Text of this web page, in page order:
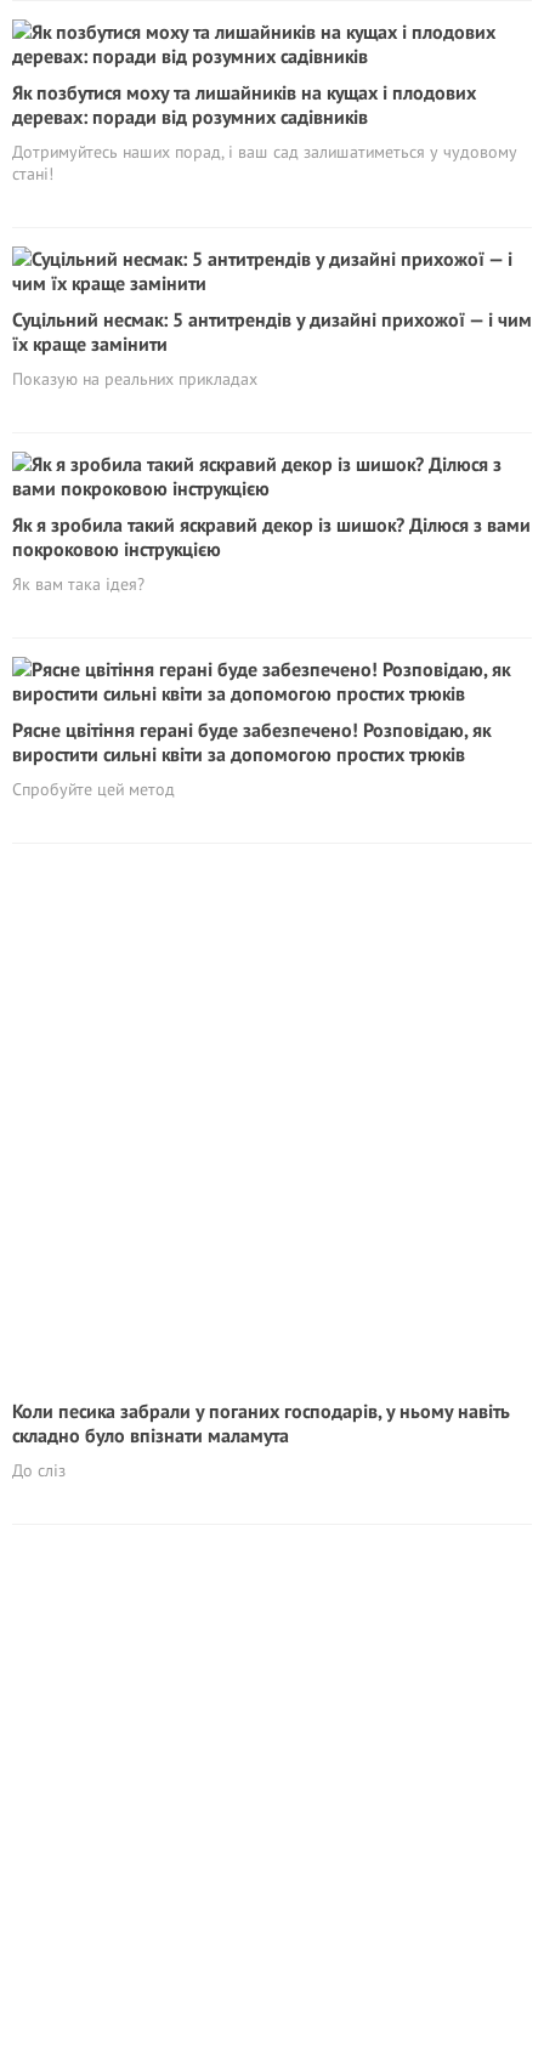
Як позбутися моху та лишайників на кущах і плодових
деревах: поради від розумних садівників
Дотримуйтесь наших порад, і ваш сад залишатиметься у чудовому
стані!
Суцільний несмак: 5 антитрендів у дизайні прихожої — і чим
їх краще замінити
Показую на реальних прикладах
Як я зробила такий яскравий декор із шишок? Ділюся з вами
покроковою інструкцією
Як вам така ідея?
Рясне цвітіння герані буде забезпечено! Розповідаю, як
виростити сильні квіти за допомогою простих трюків
Спробуйте цей метод
Коли песика забрали у поганих господарів, у ньому навіть
складно було впізнати маламута
До сліз